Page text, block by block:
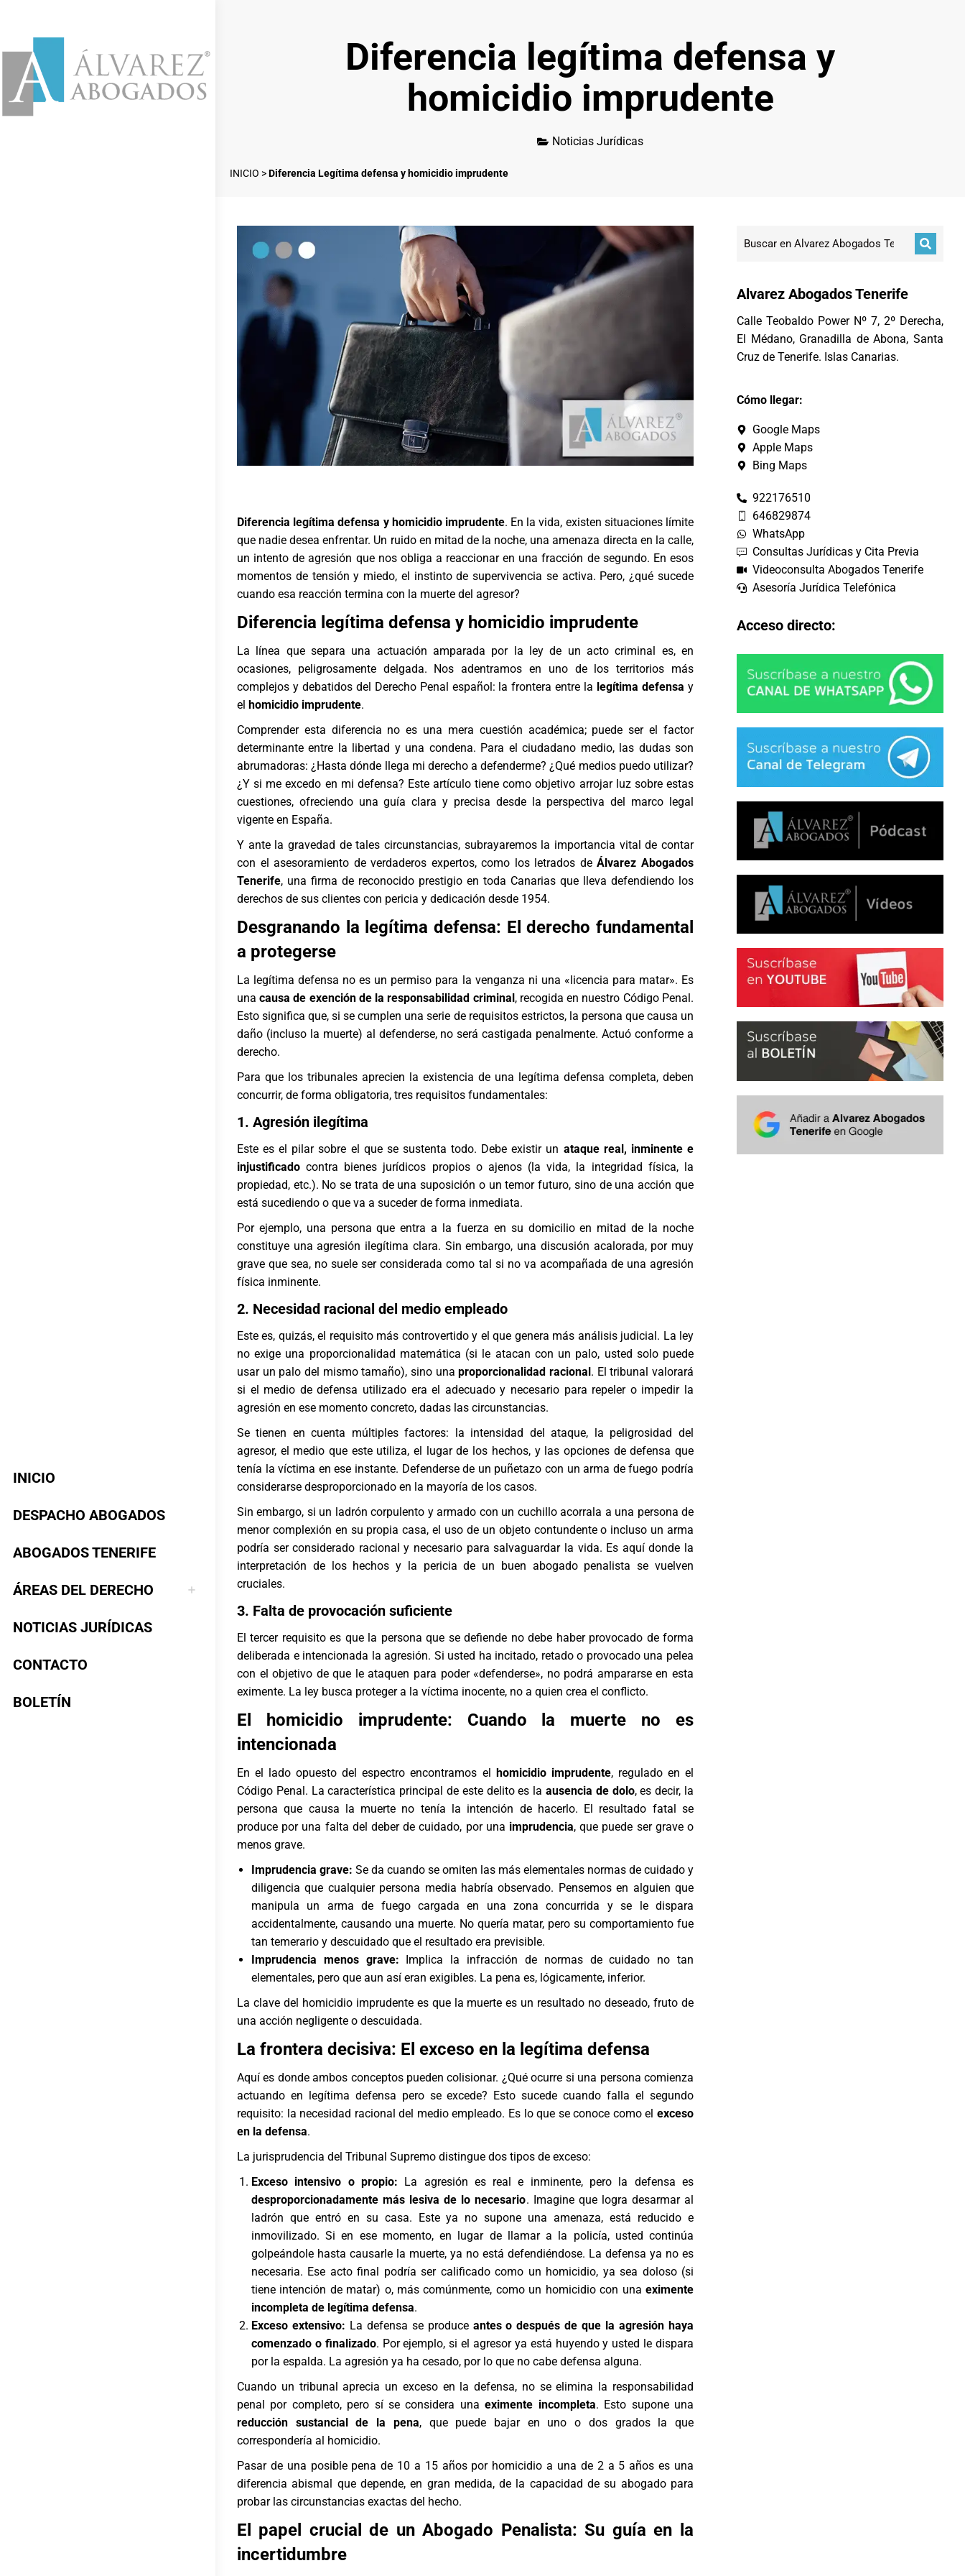
INICIO
DESPACHO ABOGADOS
ABOGADOS TENERIFE
ÁREAS DEL DERECHO
NOTICIAS JURÍDICAS
CONTACTO
BOLETÍN
Diferencia legítima defensa y
homicidio imprudente
Noticias Jurídicas
INICIO >Diferencia Legítima defensa y homicidio imprudente
Diferencia legítima defensa y homicidio imprudente. En la vida, existen situaciones límite
que nadie desea enfrentar. Un ruido en mitad de la noche, una amenaza directa en la calle,
un intento de agresión que nos obliga a reaccionar en una fracción de segundo. En esos
momentos de tensión y miedo, el instinto de supervivencia se activa. Pero, ¿qué sucede
cuando esa reacción termina con la muerte del agresor?
Diferencia legítima defensa y homicidio imprudente
La línea que separa una actuación amparada por la ley de un acto criminal es, en
ocasiones, peligrosamente delgada. Nos adentramos en uno de los territorios más
complejos y debatidos del Derecho Penal español: la frontera entre la legítima defensa y
el homicidio imprudente.
Comprender esta diferencia no es una mera cuestión académica; puede ser el factor
determinante entre la libertad y una condena. Para el ciudadano medio, las dudas son
abrumadoras: ¿Hasta dónde llega mi derecho a defenderme? ¿Qué medios puedo utilizar?
¿Y si me excedo en mi defensa? Este artículo tiene como objetivo arrojar luz sobre estas
cuestiones, ofreciendo una guía clara y precisa desde la perspectiva del marco legal
vigente en España.
Y ante la gravedad de tales circunstancias, subrayaremos la importancia vital de contar
con el asesoramiento de verdaderos expertos, como los letrados deÁlvarez Abogados
Tenerife, una firma de reconocido prestigio en toda Canarias que lleva defendiendo los
derechos de sus clientes con pericia y dedicación desde 1954.
Desgranando la legítima defensa: El derecho fundamental
a protegerse
La legítima defensa no es un permiso para la venganza ni una «licencia para matar». Es
unacausa de exención de la responsabilidad criminal, recogida en nuestro Código Penal.
Esto significa que, si se cumplen una serie de requisitos estrictos, la persona que causa un
daño (incluso la muerte) al defenderse, no será castigada penalmente. Actuó conforme a
derecho.
Para que los tribunales aprecien la existencia de una legítima defensa completa, deben
concurrir, de forma obligatoria, tres requisitos fundamentales:
1. Agresión ilegítima
Este es el pilar sobre el que se sustenta todo. Debe existir un ataque real, inminente e
injustificado contra bienes jurídicos propios o ajenos (la vida, la integridad física, la
propiedad, etc.). No se trata de una suposición o un temor futuro, sino de una acción que
está sucediendo o que va a suceder de forma inmediata.
Por ejemplo, una persona que entra a la fuerza en su domicilio en mitad de la noche
constituye una agresión ilegítima clara. Sin embargo, una discusión acalorada, por muy
grave que sea, no suele ser considerada como tal si no va acompañada de una agresión
física inminente.
2. Necesidad racional del medio empleado
Este es, quizás, el requisito más controvertido y el que genera más análisis judicial. La ley
no exige una proporcionalidad matemática (si le atacan con un palo, usted solo puede
usar un palo del mismo tamaño), sino unaproporcionalidad racional. El tribunal valorará
si el medio de defensa utilizado era el adecuado y necesario para repeler o impedir la
agresión en ese momento concreto, dadas las circunstancias.
Se tienen en cuenta múltiples factores: la intensidad del ataque, la peligrosidad del
agresor, el medio que este utiliza, el lugar de los hechos, y las opciones de defensa que
tenía la víctima en ese instante. Defenderse de un puñetazo con un arma de fuego podría
considerarse desproporcionado en la mayoría de los casos.
Sin embargo, si un ladrón corpulento y armado con un cuchillo acorrala a una persona de
menor complexión en su propia casa, el uso de un objeto contundente o incluso un arma
podría ser considerado racional y necesario para salvaguardar la vida. Es aquí donde la
interpretación de los hechos y la pericia de un buen abogado penalista se vuelven
cruciales.
3. Falta de provocación suficiente
El tercer requisito es que la persona que se defiende no debe haber provocado de forma
deliberada e intencionada la agresión. Si usted ha incitado, retado o provocado una pelea
con el objetivo de que le ataquen para poder «defenderse», no podrá ampararse en esta
eximente. La ley busca proteger a la víctima inocente, no a quien crea el conflicto.
El homicidio imprudente: Cuando la muerte no es
intencionada
En el lado opuesto del espectro encontramos el homicidio imprudente, regulado en el
Código Penal. La característica principal de este delito es la ausencia de dolo, es decir, la
persona que causa la muerte no tenía la intención de hacerlo. El resultado fatal se
produce por una falta del deber de cuidado, por una imprudencia, que puede ser grave o
menos grave.
Imprudencia grave: Se da cuando se omiten las más elementales normas de cuidado y
diligencia que cualquier persona media habría observado. Pensemos en alguien que
manipula un arma de fuego cargada en una zona concurrida y se le dispara
accidentalmente, causando una muerte. No quería matar, pero su comportamiento fue
tan temerario y descuidado que el resultado era previsible.
Imprudencia menos grave: Implica la infracción de normas de cuidado no tan
elementales, pero que aun así eran exigibles. La pena es, lógicamente, inferior.
La clave del homicidio imprudente es que la muerte es un resultado no deseado, fruto de
una acción negligente o descuidada.
La frontera decisiva: El exceso en la legítima defensa
Aquí es donde ambos conceptos pueden colisionar. ¿Qué ocurre si una persona comienza
actuando en legítima defensa pero se excede? Esto sucede cuando falla el segundo
requisito: la necesidad racional del medio empleado. Es lo que se conoce como el exceso
en la defensa.
La jurisprudencia del Tribunal Supremo distingue dos tipos de exceso:
Exceso intensivo o propio: La agresión es real e inminente, pero la defensa es
desproporcionadamente más lesiva de lo necesario. Imagine que logra desarmar al
ladrón que entró en su casa. Este ya no supone una amenaza, está reducido e
inmovilizado. Si en ese momento, en lugar de llamar a la policía, usted continúa
golpeándole hasta causarle la muerte, ya no está defendiéndose. La defensa ya no es
necesaria. Ese acto final podría ser calificado como un homicidio, ya sea doloso (si
tiene intención de matar) o, más comúnmente, como un homicidio con una eximente
incompleta de legítima defensa.
Exceso extensivo: La defensa se produce antes o después de que la agresión haya
comenzado o finalizado. Por ejemplo, si el agresor ya está huyendo y usted le dispara
por la espalda. La agresión ya ha cesado, por lo que no cabe defensa alguna.
Cuando un tribunal aprecia un exceso en la defensa, no se elimina la responsabilidad
penal por completo, pero sí se considera unaeximente incompleta. Esto supone una
reducción sustancial de la pena, que puede bajar en uno o dos grados la que
correspondería al homicidio.
Pasar de una posible pena de 10 a 15 años por homicidio a una de 2 a 5 años es una
diferencia abismal que depende, en gran medida, de la capacidad de su abogadopara
probar las circunstancias exactas del hecho.
El papel crucial de un Abogado Penalista: Su guía en la
incertidumbre
Alvarez Abogados Tenerife
Calle Teobaldo Power Nº 7, 2º Derecha,
El Médano, Granadilla de Abona, Santa
Cruz de Tenerife. Islas Canarias.
Cómo llegar:
Google Maps
Apple Maps
Bing Maps
922176510
646829874
WhatsApp
Consultas Jurídicas y Cita Previa
Videoconsulta Abogados Tenerife
Asesoría Jurídica Telefónica
Acceso directo: